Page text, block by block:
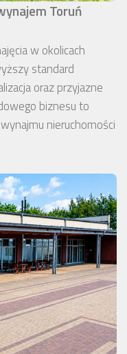
Toruń
w okolicach
standard
oraz przyjazne
biznesu to
nieruchomości